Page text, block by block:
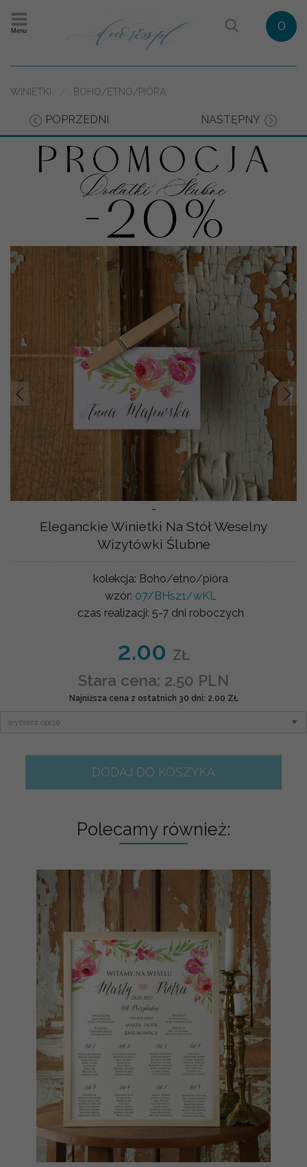
Menu 0
WINIETKI BOHO/ETNO/PIÓRA
POPRZEDNI NASTĘPNY
-
Prev
Eleganckie Winietki Na Stół Weselny
Wizytówki Ślubne
kolekcja: Boho/etno/pióra
wzór: 07/BHsz1/wKL
czas realizacji: 5-7 dni roboczych
2.00 ZŁ
Stara cena: 2.50 PLN
Najniższa cena z ostatnich 30 dni: 2.00 ZŁ
DODAJ DO KOSZYKA
Polecamy również: